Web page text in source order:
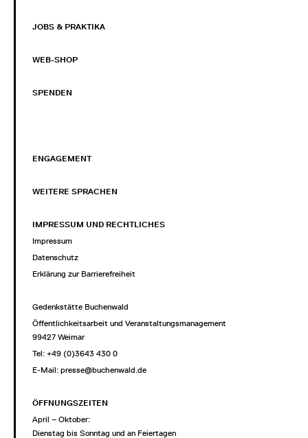
JOBS & PRAKTIKA
WEB-SHOP
SPENDEN
ENGAGEMENT
WEITERE SPRACHEN
IMPRESSUM UND RECHTLICHES
Impressum
Datenschutz
Erklärung zur Barrierefreiheit
Gedenkstätte Buchenwald
Öffentlichkeitsarbeit und Veranstaltungsmanagement
99427 Weimar
Tel: +49 (0)3643 430 0
E-Mail: presse@buchenwald.de
ÖFFNUNGSZEITEN
April – Oktober:
Dienstag bis Sonntag und an Feiertagen